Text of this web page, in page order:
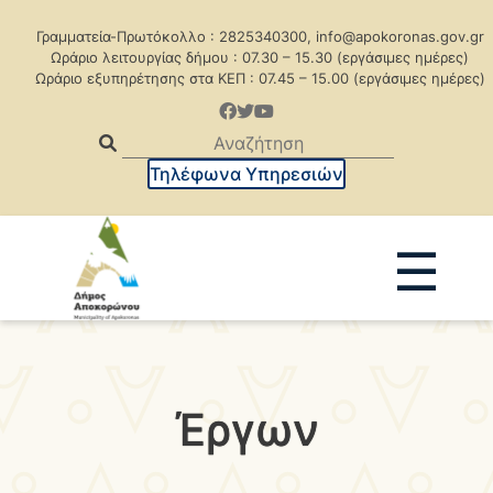
Γραμματεία-Πρωτόκολλο : 2825340300, info@apokoronas.gov.gr
Ωράριο λειτουργίας δήμου : 07.30 – 15.30 (εργάσιμες ημέρες)
Ωράριο εξυπηρέτησης στα ΚΕΠ : 07.45 – 15.00 (εργάσιμες ημέρες)
Τηλέφωνα Υπηρεσιών
Προκηρ. Δημ. Συμβάσεων
☰
Έργων